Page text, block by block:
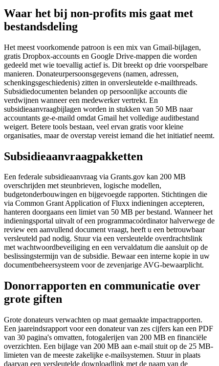
Waar het bij non-profits mis gaat met
bestandsdeling
Het meest voorkomende patroon is een mix van Gmail-bijlagen,
gratis Dropbox-accounts en Google Drive-mappen die worden
gedeeld met wie toevallig actief is. Dit breekt op drie voorspelbare
manieren. Donateurpersoonsgegevens (namen, adressen,
schenkingsgeschiedenis) zitten in onversleutelde e-mailthreads.
Subsidiedocumenten belanden op persoonlijke accounts die
verdwijnen wanneer een medewerker vertrekt. En
subsidieaanvraagbijlagen worden in stukken van 50 MB naar
accountants ge-e-maild omdat Gmail het volledige auditbestand
weigert. Betere tools bestaan, veel ervan gratis voor kleine
organisaties, maar de overstap vereist iemand die het initiatief neemt.
Subsidie­aanvraagpakketten
Een federale subsidieaanvraag via Grants.gov kan 200 MB
overschrijden met steunbrieven, logische modellen,
budgetonderbouwingen en bijgevoegde rapporten. Stichtingen die
via Common Grant Application of Fluxx indieningen accepteren,
hanteren doorgaans een limiet van 50 MB per bestand. Wanneer het
indieningsportal uitvalt of een programmacoördinator halverwege de
review een aanvullend document vraagt, heeft u een betrouwbaar
versleuteld pad nodig. Stuur via een versleutelde overdrachtslink
met wachtwoordbeveiliging en een vervaldatum die aansluit op de
beslissingstermijn van de subsidie. Bewaar een interne kopie in uw
documentbeheersysteem voor de zevenjarige AVG-bewaarplicht.
Donorrapporten en communicatie over
grote giften
Grote donateurs verwachten op maat gemaakte impactrapporten.
Een jaareindsrapport voor een donateur van zes cijfers kan een PDF
van 30 pagina's omvatten, fotogalerijen van 200 MB en financiële
overzichten. Een bijlage van 200 MB aan e-mail stuit op de 25 MB-
limieten van de meeste zakelijke e-mailsystemen. Stuur in plaats
daarvan een versleutelde downloadlink met de naam van de